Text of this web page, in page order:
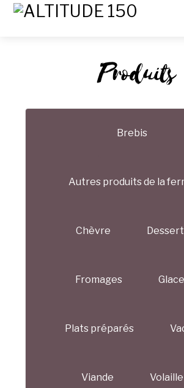
Produits
Brebis
Autres produits de la
Chèvre
Fromages
Plats préparés
Viande Volaille